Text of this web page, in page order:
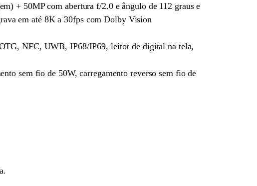
+ 50MP com abertura f/2.0 e ângulo de 112 graus e
em até 8K a 30fps com Dolby Vision
NFC, UWB, IP68/IP69, leitor de digital na tela,
sem fio de 50W, carregamento reverso sem fio de